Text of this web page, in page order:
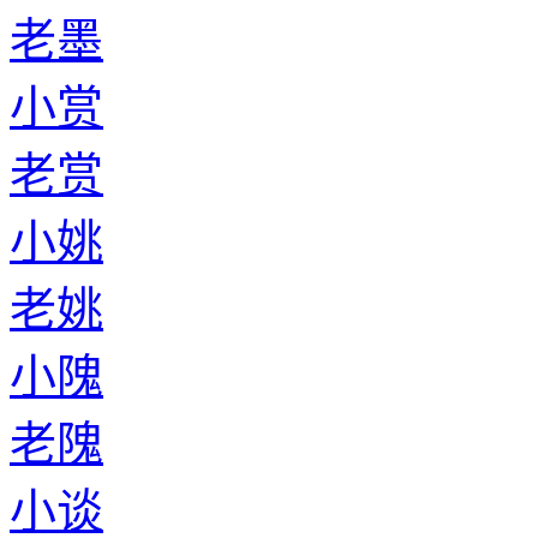
老墨
小赏
老赏
小姚
老姚
小隗
老隗
小谈